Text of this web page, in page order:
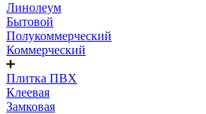
Линолеум
Бытовой
Полукоммерческий
Коммерческий
Плитка ПВХ
Клеевая
Замковая